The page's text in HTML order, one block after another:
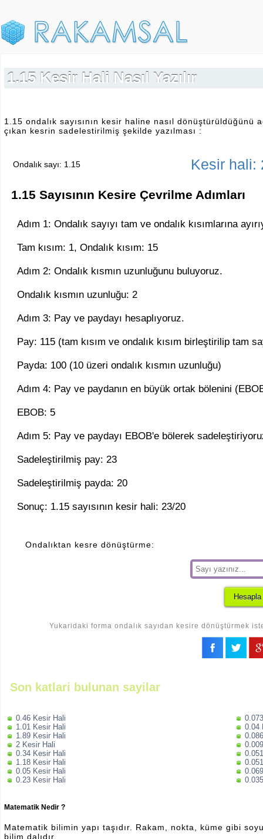
1.15 Kesir Hali Nasıl Yazılır
1.15 ondalık sayısının kesir haline nasıl dönüştürüldüğünü
çıkan kesrin sadelestirilmiş şekilde yazılması :
Ondalık sayı: 1.15 Kesir hali:
1.15 Sayısının Kesire Çevrilme Adımları
Adım 1: Ondalık sayıyı tam ve ondalık kısımlarına
Tam kısım: 1, Ondalık kısım: 15
Adım 2: Ondalık kısmın uzunluğunu buluyoruz.
Ondalık kısmın uzunluğu: 2
Adım 3: Pay ve paydayı hesaplıyoruz.
Pay: 115 (tam kısım ve ondalık kısım birleştirilip tam
Payda: 100 (10 üzeri ondalık kısmın uzunluğu)
Adım 4: Pay ve paydanın en büyük ortak bölenini
EBOB: 5
Adım 5: Pay ve paydayı EBOB'e bölerek
Sadeleştirilmiş pay: 23
Sadeleştirilmiş payda: 20
Sonuç: 1.15 sayısının kesir hali: 23/20
Ondalıktan kesre dönüştürme:
Yukaridaki forma ondalık sayıdan kesire dönüştürmek
Son katlari bulunan sayilar
0.46 Kesir Hali
1.01 Kesir Hali
1.89 Kesir Hali
2 Kesir Hali
0.34 Kesir Hali
1.18 Kesir Hali
0.05 Kesir Hali
0.23 Kesir Hali
0.04
Matematik Nedir ?
Matematik bilimin yapı taşıdır. Rakam, nokta, küme gibi
bilim dalıdır.